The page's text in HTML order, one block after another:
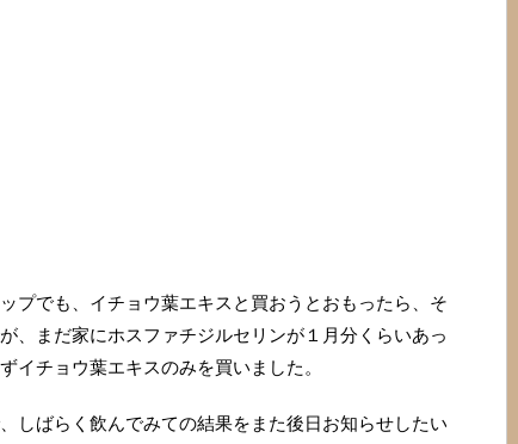
プでも、イチョウ葉エキスと買おうとおもったら、そ
、まだ家にホスファチジルセリンが１月分くらいあっ
イチョウ葉エキスのみを買いました。
しばらく飲んでみての結果をまた後日お知らせしたい